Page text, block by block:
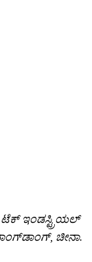
ಟೆಕ್ ಇಂಡಸ್ಟ್ರಿಯಲ್
ಚೀನಾ.